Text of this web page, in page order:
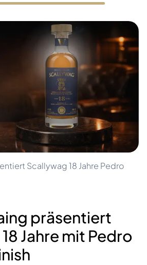
Scallywag 18 Jahre Pedro
präsentiert
Jahre mit Pedro